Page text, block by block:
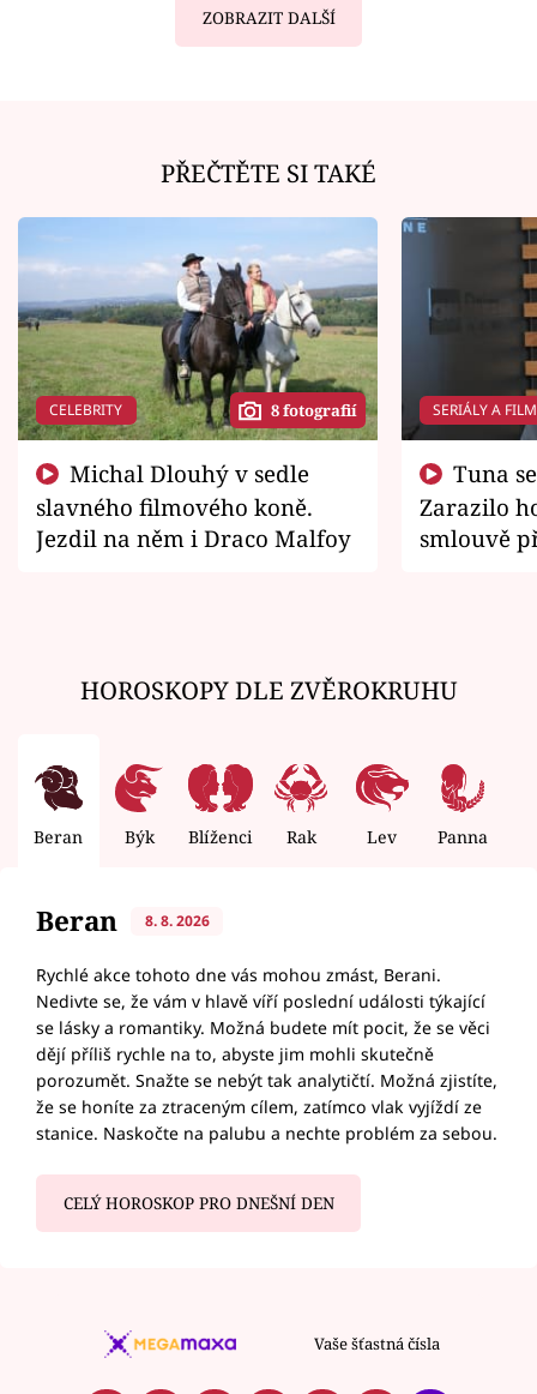
ZOBRAZIT DALŠÍ
PŘEČTĚTE SI TAKÉ
CELEBRITY 8 fotografií
slavného filmového koně.
Jezdil na něm i Draco Malfoy
SERIÁLY A
Zarazilo
smlouvě
HOROSKOPY DLE ZVĚROKRUHU
Beran Býk Blíženci Rak Lev Panna
Beran 8. 8. 2026
Rychlé akce tohoto dne vás mohou zmást, Berani.
Nedivte se, že vám v hlavě víří poslední události týkající
se lásky a romantiky. Možná budete mít pocit, že se věci
dějí příliš rychle na to, abyste jim mohli skutečně
porozumět. Snažte se nebýt tak analytičtí. Možná zjistíte,
že se honíte za ztraceným cílem, zatímco vlak vyjíždí ze
stanice. Naskočte na palubu a nechte problém za sebou.
CELÝ HOROSKOP PRO DNEŠNÍ DEN
Vaše šťastná čísla